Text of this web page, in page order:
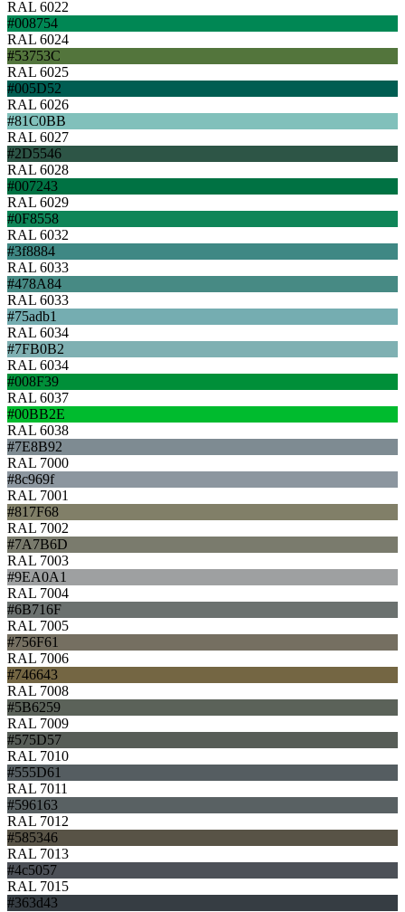
RAL 6022
#008754
RAL 6024
#53753C
RAL 6025
#005D52
RAL 6026
#81C0BB
RAL 6027
#2D5546
RAL 6028
#007243
RAL 6029
#0F8558
RAL 6032
#3f8884
RAL 6033
#478A84
RAL 6033
#75adb1
RAL 6034
#7FB0B2
RAL 6034
#008F39
RAL 6037
#00BB2E
RAL 6038
#7E8B92
RAL 7000
#8c969f
RAL 7001
#817F68
RAL 7002
#7A7B6D
RAL 7003
#9EA0A1
RAL 7004
#6B716F
RAL 7005
#756F61
RAL 7006
#746643
RAL 7008
#5B6259
RAL 7009
#575D57
RAL 7010
#555D61
RAL 7011
#596163
RAL 7012
#585346
RAL 7013
#4c5057
RAL 7015
#363d43